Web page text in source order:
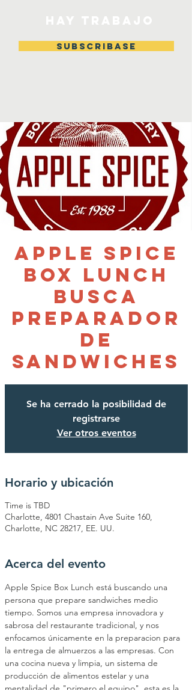
Subscribase
Apple Spice
Box Lunch
busca
Preparador
de
Sandwiches
Se ha cerrado la posibilidad de
registrarse
Ver otros eventos
Horario y ubicación
Time is TBD
Charlotte, 4801 Chastain Ave Suite 160,
Charlotte, NC 28217, EE. UU.
Acerca del evento
Apple Spice Box Lunch está buscando una
persona que prepare sandwiches medio
tiempo. Somos una empresa innovadora y
sabrosa del restaurante tradicional, y nos
enfocamos únicamente en la preparacion para
la entrega de almuerzos a las empresas. Con
una cocina nueva y limpia, un sistema de
producción de alimentos estelar y una